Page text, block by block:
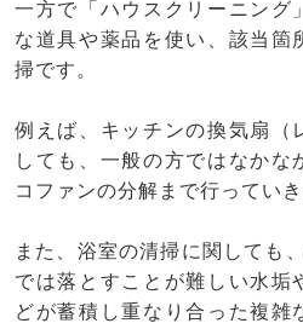
一方で「ハウスクリーニング
な道具や薬品を使い、該当箇
掃です。
例えば、キッチンの換気扇（
しても、一般の方ではなかな
コファンの分解まで行っていき
また、浴室の清掃に関しても
では落とすことが難しい水垢
どが蓄積し重なり合った複雑